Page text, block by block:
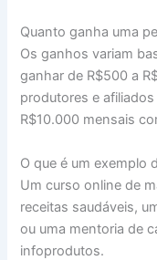
Quanto ganha uma
Os ganhos variam
ganhar de R$500 a
produtores e
R$10.000 mensais
O que é um exemplo
Um curso online de
receitas saudáveis,
ou uma mentoria de
infoprodutos.